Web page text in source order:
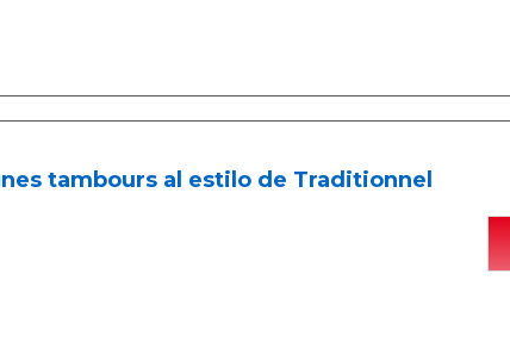
tambours al estilo de Traditionnel